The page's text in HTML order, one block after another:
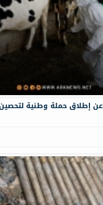
عن إطلاق حملة وطنية